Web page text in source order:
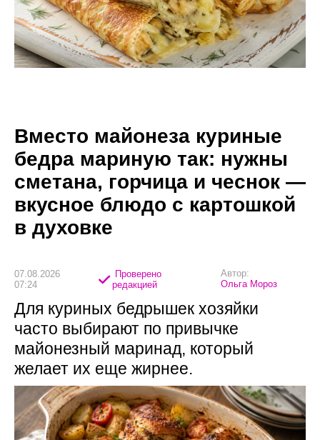
Вместо майонеза куриные
бедра мариную так: нужны
сметана, горчица и чеснок —
вкусное блюдо с картошкой
в духовке
07.08.2026
07:24
Проверено
редакцией
Автор:
Ольга Мороз
Для куриных бедрышек хозяйки
часто выбирают по привычке
майонезный маринад, который
желает их еще жирнее.